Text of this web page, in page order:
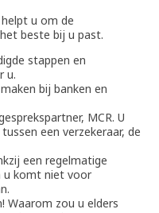
helpt u om de
beste bij u past.
stappen en
u.
bij banken en
MCR. U
een verzekeraar, de
een regelmatige
u komt niet voor
Waarom zou u elders